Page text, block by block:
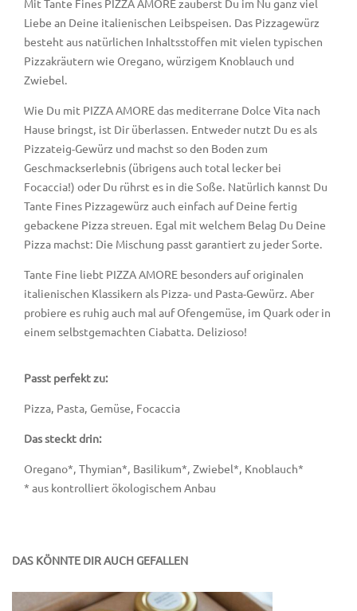
Liebe an Deine italienischen Leibspeisen. Das Pizzagewürz
besteht aus natürlichen Inhaltsstoffen mit vielen typischen
Pizzakräutern wie Oregano, würzigem Knoblauch und
Zwiebel.
Wie Du mit PIZZA AMORE das mediterrane Dolce Vita nach
Hause bringst, ist Dir überlassen. Entweder nutzt Du es als
Pizzateig-Gewürz und machst so den Boden zum
Geschmackserlebnis (übrigens auch total lecker bei
Focaccia!) oder Du rührst es in die Soße. Natürlich kannst Du
Tante Fines Pizzagewürz auch einfach auf Deine fertig
gebackene Pizza streuen. Egal mit welchem Belag Du Deine
Pizza machst: Die Mischung passt garantiert zu jeder Sorte.
Tante Fine liebt PIZZA AMORE besonders auf originalen
italienischen Klassikern als Pizza- und Pasta-Gewürz. Aber
probiere es ruhig auch mal auf Ofengemüse, im Quark oder in
einem selbstgemachten Ciabatta. Delizioso!
Passt perfekt zu:
Pizza, Pasta, Gemüse, Focaccia
Das steckt drin:
Oregano*, Thymian*, Basilikum*, Zwiebel*, Knoblauch*
* aus kontrolliert ökologischem Anbau
DAS KÖNNTE DIR AUCH GEFALLEN